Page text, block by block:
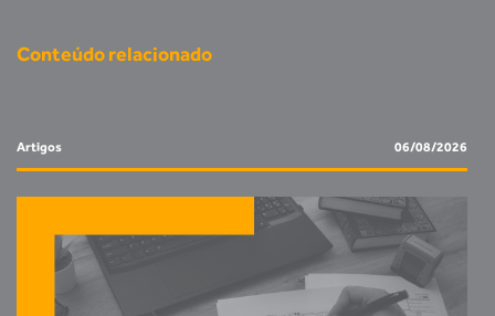
Conteúdo relacionado
Artigos 06/08/2026